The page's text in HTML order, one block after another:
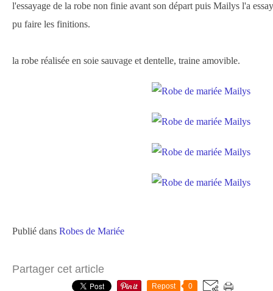
l'essayage de la robe non finie avant son départ puis Mailys l'a
pu faire les finitions.
la robe réalisée en soie sauvage et dentelle, traine amovible.
Publié dans Robes de Mariée
Partager cet article
Repost 0